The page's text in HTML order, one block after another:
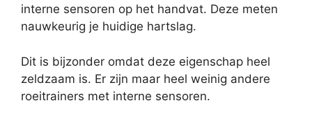
interne sensoren op het handvat. Deze meten
nauwkeurig je huidige hartslag.
Dit is bijzonder omdat deze eigenschap heel
zeldzaam is. Er zijn maar heel weinig andere
roeitrainers met interne sensoren.